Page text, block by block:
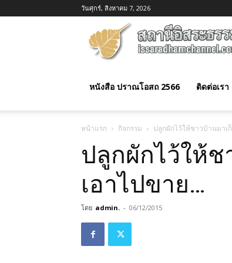
วันศุกร์, สิงหาคม 7, 2026
หนังสือ ปราณโอสถ 2566 ติดต่อเรา
หน้าแรก กิจกรรม ปลูกผักไว้ให้ชาวบ้านมา
ปลูกผักไว้ให้
เอาไปขาย…
โดย admin. - 06/12/2015